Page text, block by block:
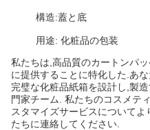
構造:蓋と底
用途: 化粧品の包装
私たちは,高品質のカートンパ
に提供することに特化した.あ
完璧な化粧品紙箱を設計し,製
門家チーム. 私たちのコスメテ
スタマイズサービスについて
たちに連絡してください.